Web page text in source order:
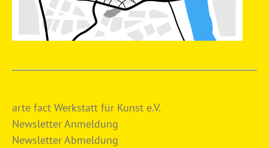
arte fact Werkstatt für Kunst e.V.
Newsletter Anmeldung
Newsletter Abmeldung